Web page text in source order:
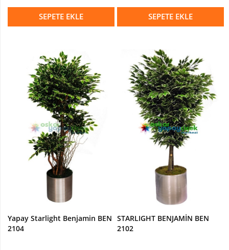
SEPETE EKLE SEPETE EKLE
Yapay Starlight Benjamin BEN
2104
STARLIGHT BENJAMİN BEN
2102